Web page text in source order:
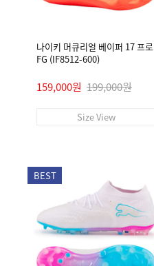
나이키 머큐리얼 베이퍼 17 프로
FG (IF8512-600)
159,000원 199,000원
Size View
BEST